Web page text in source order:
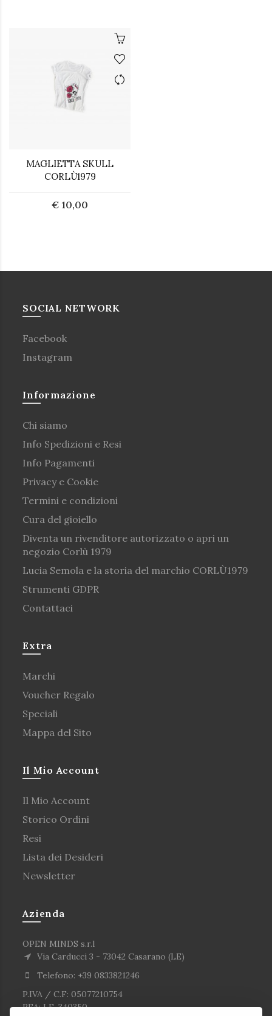
MAGLIETTA SKULL
CORLÙ1979
€ 10,00
SOCIAL NETWORK
Facebook
Instagram
Informazione
Chi siamo
Info Spedizioni e Resi
Info Pagamenti
Privacy e Cookie
Termini e condizioni
Cura del gioiello
Diventa un rivenditore autorizzato o apri un
negozio Corlù 1979
Lucia Semola e la storia del marchio CORLÙ1979
Strumenti GDPR
Contattaci
Extra
Marchi
Voucher Regalo
Speciali
Mappa del Sito
Il Mio Account
Il Mio Account
Storico Ordini
Resi
Lista dei Desideri
Newsletter
Azienda
OPEN MINDS s.r.l
Via Carducci 3 - 73042 Casarano (LE)
Telefono: +39 0833821246
P.IVA / C.F: 05077210754
REA: LE-340350